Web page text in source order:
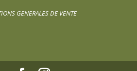
GENERALES DE VENTE